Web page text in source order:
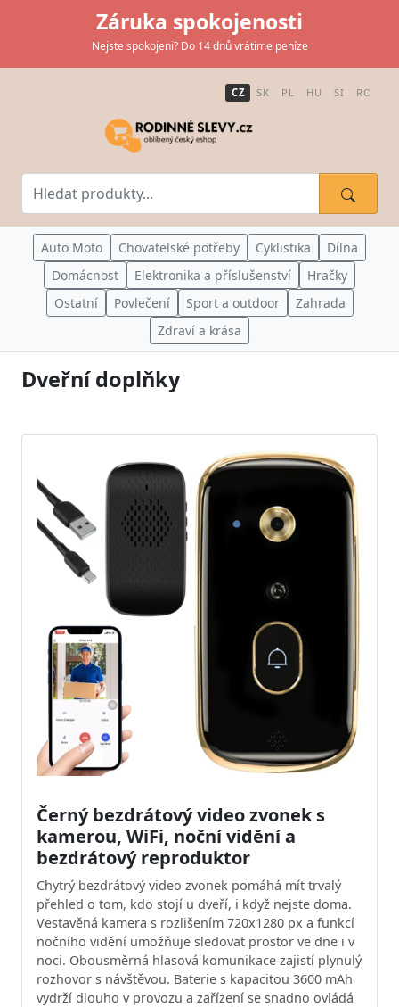
Záruka spokojenosti
Nejste spokojeni? Do 14 dnů vrátíme peníze
CZ SK PL HU SI RO
Auto Moto Chovatelské potřeby Cyklistika
Dílna
Domácnost
Elektronika a příslušenství
Hračky
Ostatní
Povlečení Sport a outdoor
Zahrada
Zdraví a krása
Dveřní doplňky
Černý bezdrátový video zvonek s
kamerou, WiFi, noční vidění a
bezdrátový reproduktor
Chytrý bezdrátový video zvonek pomáhá mít trvalý
přehled o tom, kdo stojí u dveří, i když nejste doma.
Vestavěná kamera s rozlišením 720x1280 px a funkcí
nočního vidění umožňuje sledovat prostor ve dne i v
noci. Obousměrná hlasová komunikace zajistí plynulý
rozhovor s návštěvou. Baterie s kapacitou 3600 mAh
vydrží dlouho v provozu a zařízení se snadno ovládá